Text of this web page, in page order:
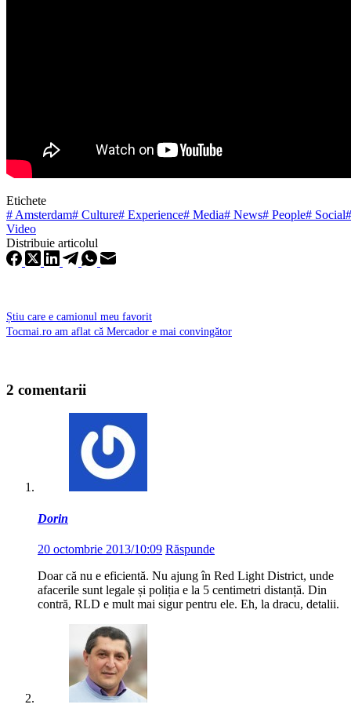
Etichete
# Amsterdam# Culture# Experience# Media# News# People# Social#
Video
Distribuie articolul
Știu care e camionul meu favorit
Tocmai.ro am aflat că Mercador e mai convingător
2 comentarii
Dorin
20 octombrie 2013/10:09 Răspunde
Doar că nu e eficientă. Nu ajung în Red Light District, unde
afacerile sunt legale și poliția e la 5 centimetri distanță. Din
contră, RLD e mult mai sigur pentru ele. Eh, la dracu, detalii.